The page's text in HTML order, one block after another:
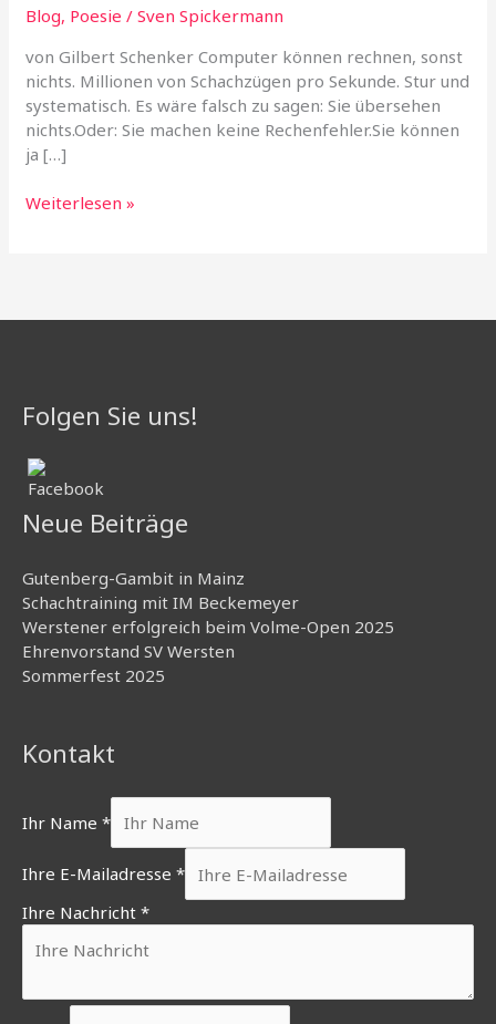
Blog, Poesie /Sven Spickermann
von Gilbert Schenker Computer können rechnen, sonst
nichts. Millionen von Schachzügen pro Sekunde. Stur und
systematisch. Es wäre falsch zu sagen: Sie übersehen
nichts.Oder: Sie machen keine Rechenfehler.Sie können
ja […]
Weiterlesen »
Folgen Sie uns!
Neue Beiträge
Gutenberg-Gambit in Mainz
Schachtraining mit IM Beckemeyer
Werstener erfolgreich beim Volme-Open 2025
Ehrenvorstand SV Wersten
Sommerfest 2025
Kontakt
Ihr Name *
Ihre E-Mailadresse *
Ihre Nachricht *